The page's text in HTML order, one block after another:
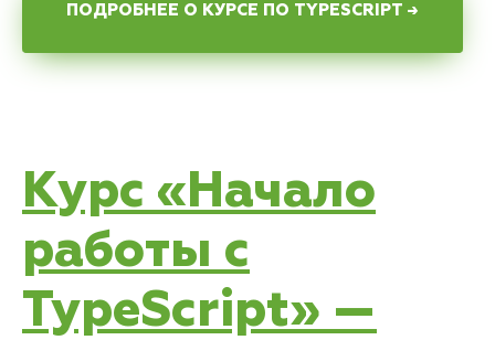
ПОДРОБНЕЕ О КУРСЕ ПО TYPESCRIPT →
Курс «Начало
работы с
TypeScript» —